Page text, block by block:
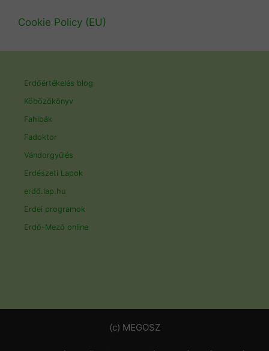
Cookie Policy (EU)
Erdőértékelés blog
Köbözőkönyv
Fahibák
Fadoktor
Vándorgyűlés
Erdészeti Lapok
erdő.lap.hu
Erdei programok
Erdő-Mező online
(c) MEGOSZ